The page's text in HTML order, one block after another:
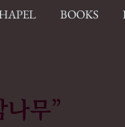
BOOKS
무”